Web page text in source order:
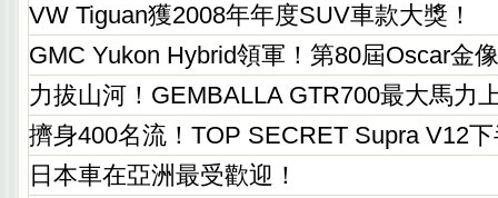
VW Tiguan獲2008年年度SUV車款大獎！
GMC Yukon Hybrid領軍！第80屆Oscar金
力拔山河！GEMBALLA GTR700最大馬力
擠身400名流！TOP SECRET Supra V12
日本車在亞洲最受歡迎！